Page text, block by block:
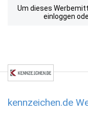
Um dieses
einloggen
kennzeichen.de